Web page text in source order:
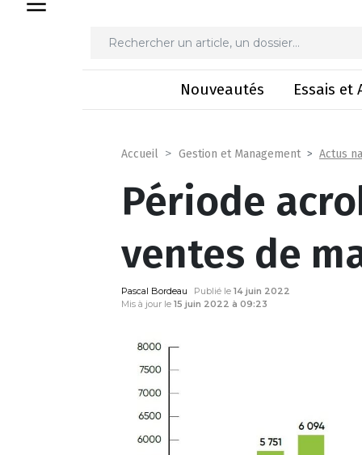
Nouveautés Essais et
Accueil Gestion et Management Actus
Période
ventes de
Pascal Bordeau Publié le 14 juin 2022
Mis à jour le 15 juin 2022 à 09:23